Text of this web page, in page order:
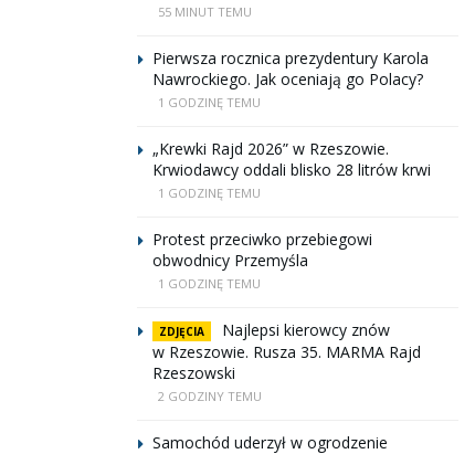
55 MINUT TEMU
Pierwsza rocznica prezydentury Karola
Nawrockiego. Jak oceniają go Polacy?
1 GODZINĘ TEMU
„Krewki Rajd 2026” w Rzeszowie.
Krwiodawcy oddali blisko 28 litrów krwi
1 GODZINĘ TEMU
Protest przeciwko przebiegowi
obwodnicy Przemyśla
1 GODZINĘ TEMU
ZDJĘCIA
Najlepsi kierowcy znów
w Rzeszowie. Rusza 35. MARMA Rajd
Rzeszowski
2 GODZINY TEMU
Samochód uderzył w ogrodzenie